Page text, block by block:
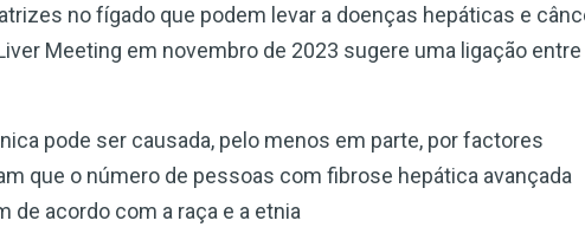
no fígado que podem levar a doenças hepáticas e
Meeting em novembro de 2023 sugere uma ligação entre
pode ser causada, pelo menos em parte, por factores
que o número de pessoas com fibrose hepática avançada
de acordo com a raça e a etnia